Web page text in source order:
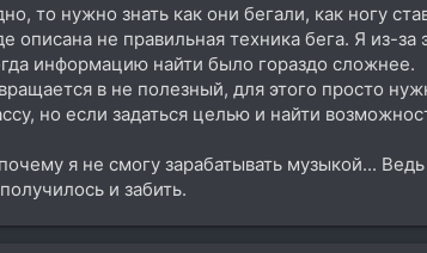
то нужно знать как они бегали, как ногу
описана не правильная техника бега. Я из-
информацию найти было гораздо сложнее.
в не полезный, для этого просто
но если задаться целью и найти
я не смогу зарабатывать музыкой...
и забить.